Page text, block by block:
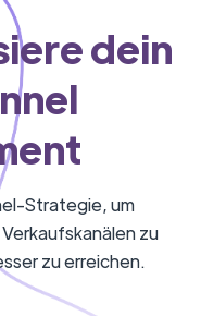
dein
Strategie, um
zu
zu erreichen.